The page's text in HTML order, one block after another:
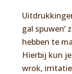
gal spuwen’
hebben te
Hierbij kun
wrok,